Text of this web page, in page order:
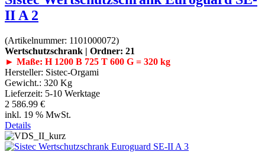
II A 2
(Artikelnummer: 1101000072)
Wertschutzschrank | Ordner: 21
► Maße: H 1200 B 725 T 600 G = 320 kg
Hersteller: Sistec-Orgami
Gewicht.: 320 Kg
Lieferzeit: 5-10 Werktage
2 586.99 €
inkl. 19 % MwSt.
Details